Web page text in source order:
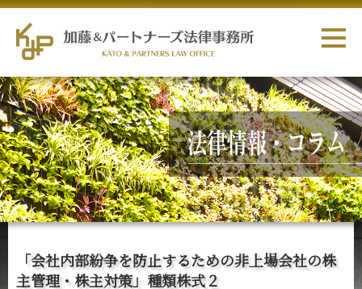
「会社内部紛争を防止するための非上場会社の株
主管理・株主対策」種類株式２